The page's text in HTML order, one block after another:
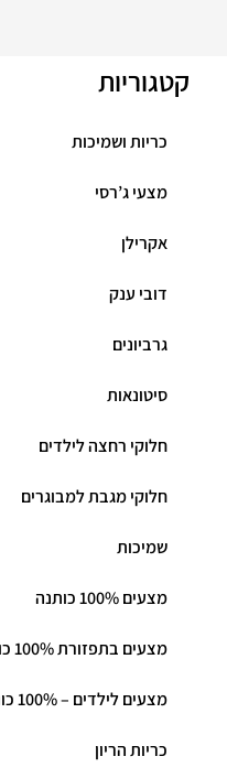
קטגוריות
כריות ושמיכות
מצעי ג’רסי
אקרילן
דובי ענק
גרביונים
סיטונאות
חלוקי רחצה לילדים
חלוקי מגבת למבוגרים
שמיכות
מצעים 100% כותנה
מצעים בתפזורת 100% כותנה
מצעים לילדים – 100% כותנה
כריות הריון